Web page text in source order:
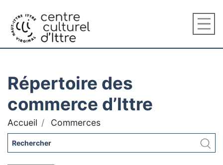
Répertoire des
commerce d’Ittre
Accueil Commerces